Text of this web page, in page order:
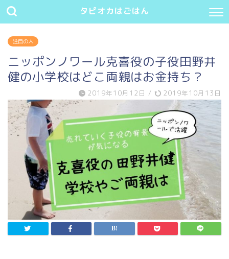
タピオカはごはん
注目の人
ニッポンノワール克喜役の子役田野井
健の小学校はどこ両親はお金持ち？
2019年10月12日 / 2019年10月13日